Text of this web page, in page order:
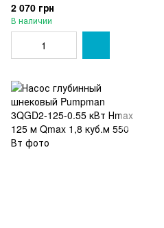
2 070 грн
В наличии